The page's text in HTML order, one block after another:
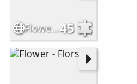
Flower - Flors45